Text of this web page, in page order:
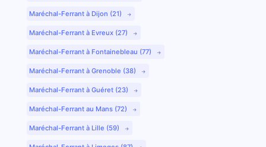
Maréchal-Ferrant à Dijon (21)
Maréchal-Ferrant à Evreux (27)
Maréchal-Ferrant à Fontainebleau (77)
Maréchal-Ferrant à Grenoble (38)
Maréchal-Ferrant à Guéret (23)
Maréchal-Ferrant au Mans (72)
Maréchal-Ferrant à Lille (59)